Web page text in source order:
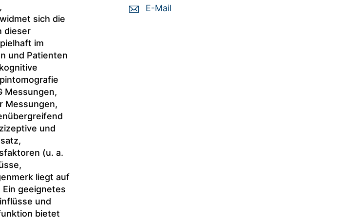
sich die
dieser
im
und Patienten
Messungen,
Messungen,
und
(u. a.
liegt auf
geeignetes
und
bietet
E-Mail